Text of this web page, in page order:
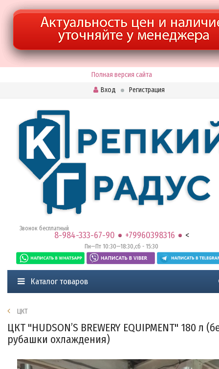
Полная версия сайта
Вход
Регистрация
8-984-333-67-90 +79960398316 <
Звонок бесплатный
Пн—Пт 10:30—18:30,сб - 15:30
Каталог товаров
ЦКТ
ЦКТ "HUDSON’S BREWERY EQUIPMENT" 180 л
рубашки охлаждения)